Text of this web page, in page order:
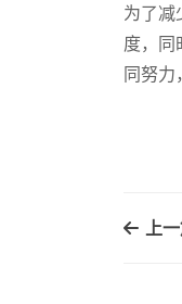
为了减
度，同
同努力
上